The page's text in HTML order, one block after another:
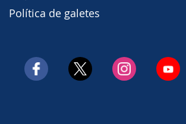
Política de galetes